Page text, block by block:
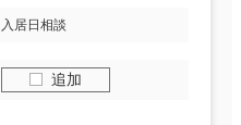
入居日相談
追加